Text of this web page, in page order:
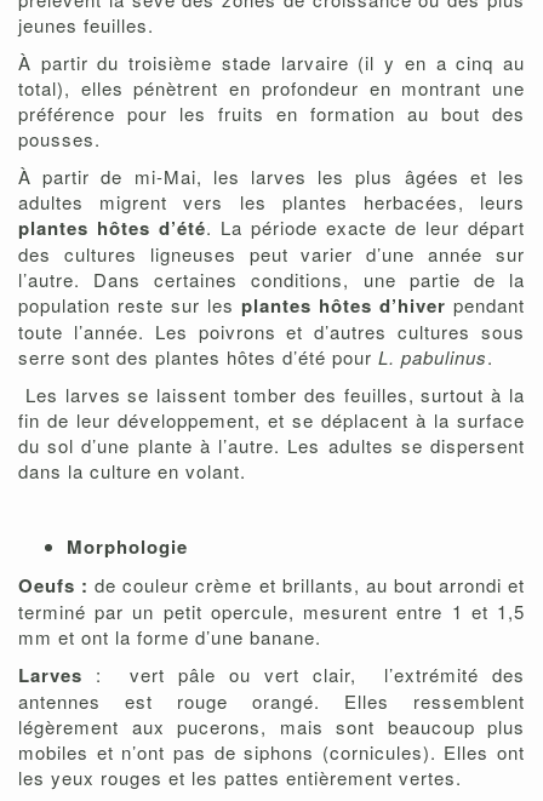
jeunes feuilles.
À partir du troisième stade larvaire (il y en a cinq au
total), elles pénètrent en profondeur en montrant une
préférence pour les fruits en formation au bout des
pousses.
À partir de mi-Mai, les larves les plus âgées et les
adultes migrent vers les plantes herbacées, leurs
plantes hôtes d’été. La période exacte de leur départ
des cultures ligneuses peut varier d’une année sur
l’autre. Dans certaines conditions, une partie de la
population reste sur les plantes hôtes d’hiver pendant
toute l’année. Les poivrons et d’autres cultures sous
serre sont des plantes hôtes d’été pour L. pabulinus.
Les larves se laissent tomber des feuilles, surtout à la
fin de leur développement, et se déplacent à la surface
du sol d’une plante à l’autre. Les adultes se dispersent
dans la culture en volant.
Morphologie
Oeufs : de couleur crème et brillants, au bout arrondi et
terminé par un petit opercule, mesurent entre 1 et 1,5
mm et ont la forme d’une banane.
Larves : vert pâle ou vert clair, l’extrémité des
antennes est rouge orangé. Elles ressemblent
légèrement aux pucerons, mais sont beaucoup plus
mobiles et n’ont pas de siphons (cornicules). Elles ont
les yeux rouges et les pattes entièrement vertes.